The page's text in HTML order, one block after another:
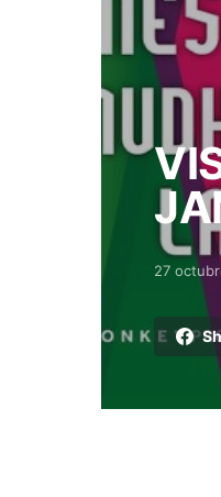
Posted
27